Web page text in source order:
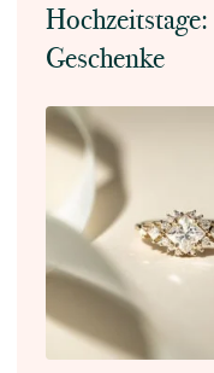
Geschenke